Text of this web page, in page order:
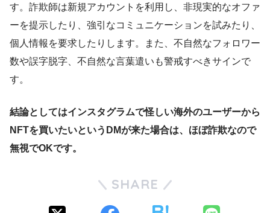
す。詐欺師は新規アカウントを利用し、非現実的なオファ
ーを提示したり、強引なコミュニケーションを試みたり、
個人情報を要求したりします。また、不自然なフォロワー
数や誤字脱字、不自然な言葉遣いも警戒すべきサインで
す。
結論としてはインスタグラムで怪しい海外のユーザーから
NFTを買いたいというDMが来た場合は、ほぼ詐欺なので
無視でOKです。
SHARE